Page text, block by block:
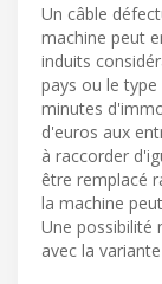
Un câble
machine peut
induits
pays ou le
minutes
d'euros aux
à raccorder
être remplacé
la machine
Une possibilité
avec la